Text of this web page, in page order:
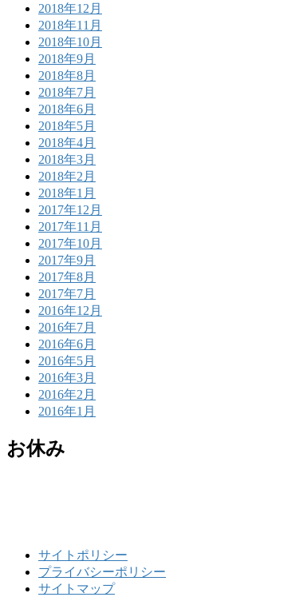
2018年12月
2018年11月
2018年10月
2018年9月
2018年8月
2018年7月
2018年6月
2018年5月
2018年4月
2018年3月
2018年2月
2018年1月
2017年12月
2017年11月
2017年10月
2017年9月
2017年8月
2017年7月
2016年12月
2016年7月
2016年6月
2016年5月
2016年3月
2016年2月
2016年1月
お休み
サイトポリシー
プライバシーポリシー
サイトマップ